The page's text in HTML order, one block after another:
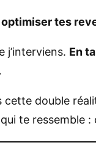
tes
j’interviens. En
cette double
te ressemble